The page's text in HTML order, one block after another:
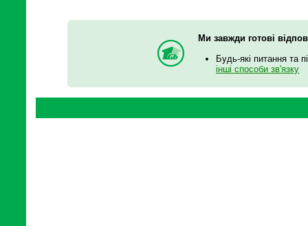
Ми завжди готові
Будь-які питання та
інші способи зв'язку